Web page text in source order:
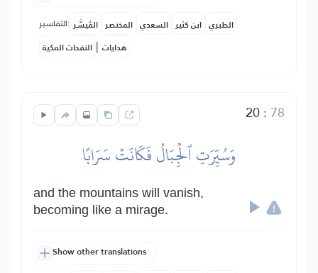
التفاسير: المُيسَّر المختصر السعدي ابن كثير الطبري
النفحات المكية | هدايات
20: 78
وَسُيِّرَتِ ٱلۡجِبَالُ فَكَانَتۡ سَرَابًا
and the mountains will vanish,
becoming like a mirage.
Show other translations